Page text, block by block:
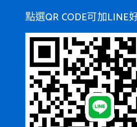
點選QR CODE可加LINE